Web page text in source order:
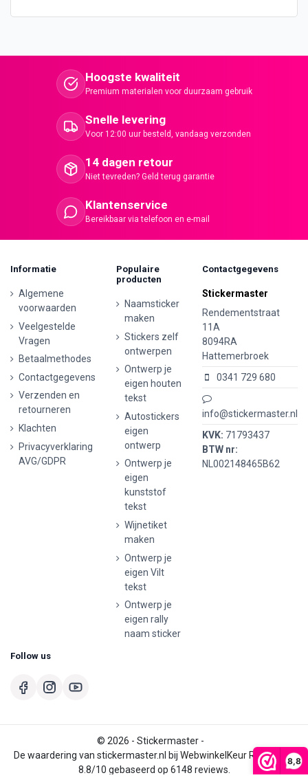
8,8
Hoogste kwaliteit
Premium materialen voor duurzaam gebruik
Snelle levering
Voor 12:00 uur besteld, vandaag verzonden
14 dagen retour
Niet tevreden? Geld terug garantie
Klantenservice
Bereikbaar via telefoon en e-mail
Informatie
Algemene
voorwaarden
Veelgestelde
Vragen
Betaalmethodes
Contactgegevens
Verzenden en
retourneren
Klachten
Privacyverklaring
AVG/GDPR
Populaire
producten
Naamsticker
maken
Stickers zelf
ontwerpen
Ontwerp je
eigen houten
tekst
Autostickers
eigen
ontwerp
Ontwerp je
eigen
kunststof
tekst
Wijnetiket
maken
Ontwerp je
eigen Vilt
tekst
Ontwerp je
eigen rally
naam sticker
Contactgegevens
Stickermaster
Rendementstraat
11A
8094RA
Hattemerbroek
0341 729 680
info@stickermaster.nl
KVK: 71793437
BTW nr:
NL002148465B62
Follow us
© 2026 - Stickermaster -
De waardering van stickermaster.nl bij WebwinkelKeur Reviews is
8.8/10 gebaseerd op 6148 reviews.